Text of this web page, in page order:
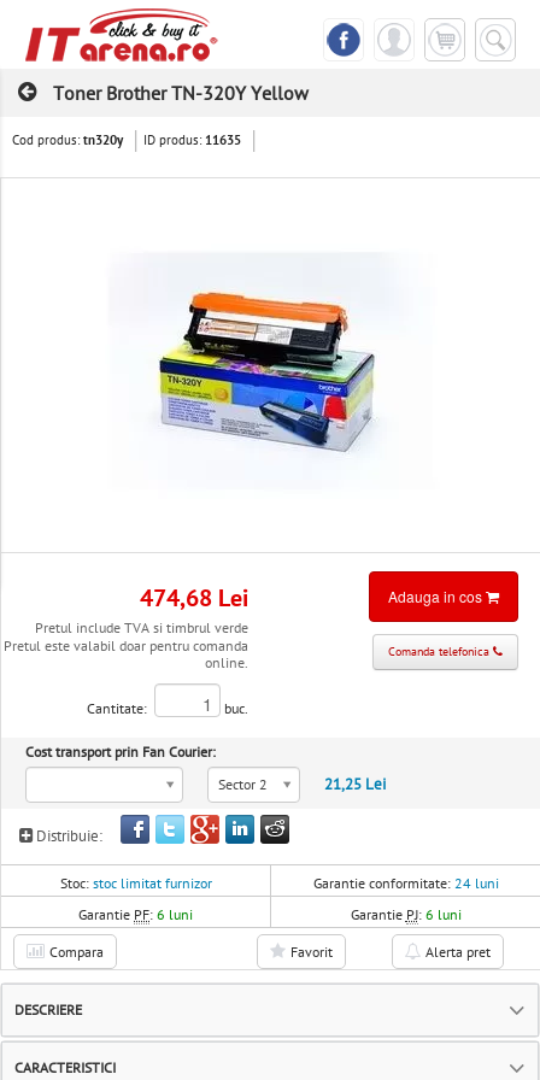
Toner Brother TN-320Y Yellow
Cod produs:tn320y ID produs: 11635
474,68 Lei
Pretul include TVA si timbrul verde
Pretul este valabil doar pentru comanda
online.
Cantitate: buc.
Adauga in cos
Comanda telefonica
Cost transport prin Fan Courier:
Sector 2
21,25 Lei
Distribuie:
Stoc: stoc limitat furnizor Garantie conformitate: 24 luni
Garantie PF:6 luni Garantie PJ: 6 luni
Compara Favorit Alerta pret
DESCRIERE
CARACTERISTICI